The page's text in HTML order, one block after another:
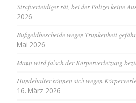
Strafverteidiger rät, bei der Polizei keine
2026
Bußgeldbescheide wegen Trunkenheit
Mai 2026
Mann wird falsch der Körperverletzung
Hundehalter können sich wegen
16. März 2026